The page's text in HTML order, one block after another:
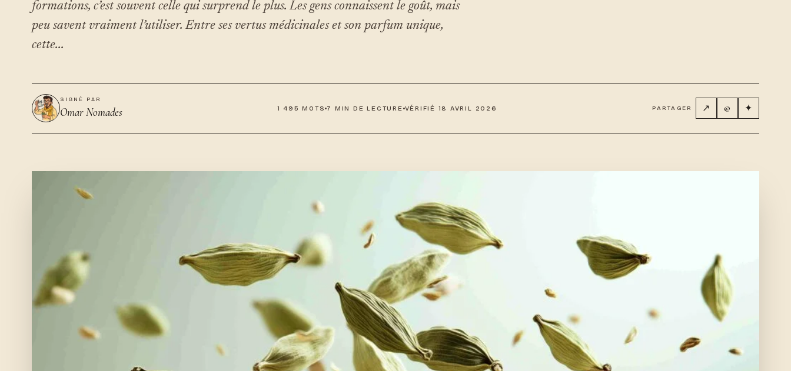
formations, c’est souvent celle qui surprend le plus. Les gens connaissent le goût, mais
peu savent vraiment l’utiliser. Entre ses vertus médicinales et son parfum unique,
cette...
SIGNÉ PAR
Omar Nomades 1 495 MOTS 7 MIN DE LECTURE VÉRIFIÉ 18 AVRIL 2026 PARTAGER ↗ @ ✦